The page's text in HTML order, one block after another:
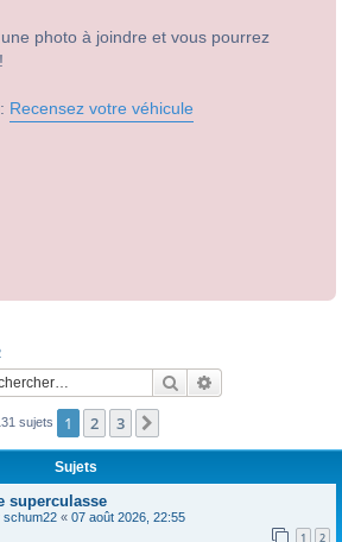
photo à joindre et vous pourrez
Recensez votre véhicule
Rechercher
sujets 1 2 3
Sujets
superculasse
schum22 « 07 août 2026, 22:55
1 2